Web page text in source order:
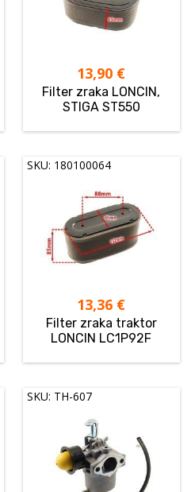
13,90 €
Filter zraka LONCIN,
STIGA ST550
SKU: 180100064
13,36 €
Filter zraka traktor
LONCIN LC1P92F
SKU: TH-607